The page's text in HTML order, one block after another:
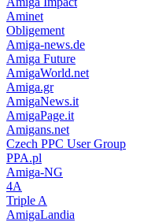
Aminet
Obligement
Amiga-news.de
Amiga Future
AmigaWorld.net
Amiga.gr
AmigaNews.it
AmigaPage.it
Amigans.net
Czech PPC User Group
PPA.pl
Amiga-NG
4A
Triple A
AmigaLandia